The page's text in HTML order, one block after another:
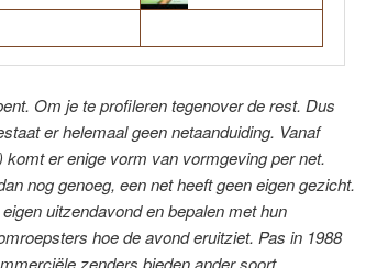
Om je te profileren tegenover de rest. Dus
er helemaal geen netaanduiding. Vanaf
er enige vorm van vormgeving per net.
nog genoeg, een net heeft geen eigen gezicht.
uitzendavond en bepalen met hun
hoe de avond eruitziet. Pas in 1988
zenders bieden ander soort